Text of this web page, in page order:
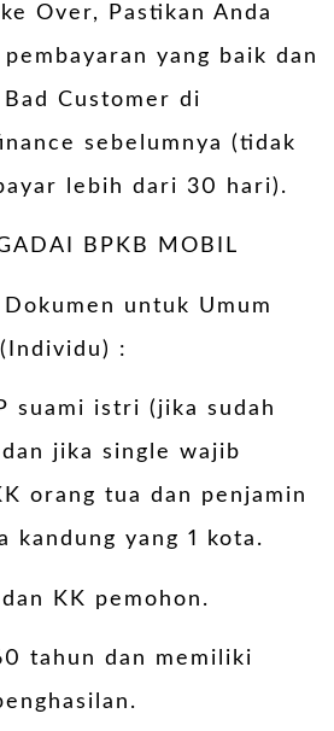
Over, Pastikan Anda
yang baik dan
Bad Customer di
sebelumnya (tidak
lebih dari 30 hari).
BPKB MOBIL
untuk Umum
(Individu) :
suami istri (jika sudah
jika single wajib
orang tua dan penjamin
kandung yang 1 kota.
KK pemohon.
tahun dan memiliki